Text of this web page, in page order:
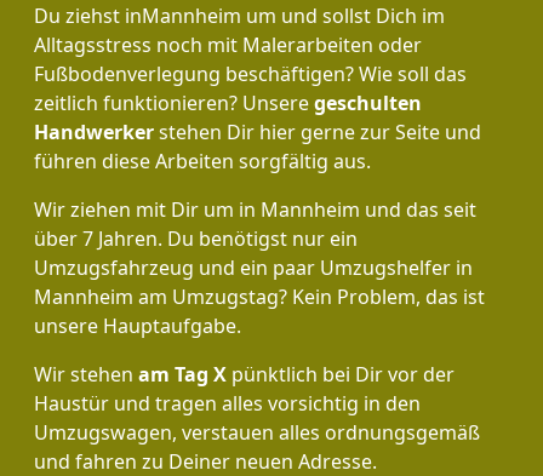
Du ziehst inMannheim um und sollst Dich im
Alltagsstress noch mit Malerarbeiten oder
Fußbodenverlegung beschäftigen? Wie soll das
zeitlich funktionieren? Unseregeschulten
Handwerkerstehen Dir hier gerne zur Seite und
führen diese Arbeiten sorgfältig aus.
Wir ziehen mit Dir um in Mannheim und das seit
über 7 Jahren. Du benötigst nur ein
Umzugsfahrzeug und ein paar Umzugshelfer in
Mannheim am Umzugstag? Kein Problem, das ist
unsere Hauptaufgabe.
Wir stehen am Tag X pünktlich bei Dir vor der
Haustür und tragen alles vorsichtig in den
Umzugswagen, verstauen alles ordnungsgemäß
und fahren zu Deiner neuen Adresse.